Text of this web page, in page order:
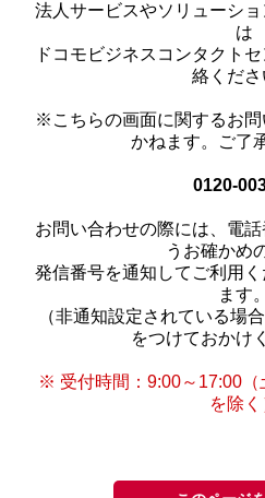
法人サービスやソリューシ
は
ドコモビジネスコンタクト
絡くださ
※こちらの画面に関するお問
かねます。ご了
0120-
お問い合わせの際には、電
うお確かめ
発信番号を通知してご利用
ます。
（非通知設定されている場
をつけておかけ
※ 受付時間：9:00～17:00（
を除く